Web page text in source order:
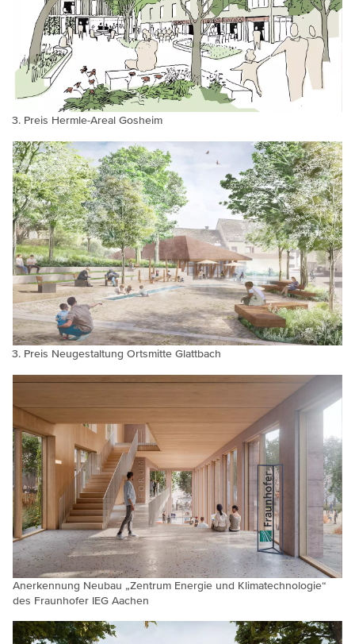
Preis Hermle-Areal Gosheim
Preis Neugestaltung Ortsmitte Glattbach
Anerkennung Neubau „Zentrum Energie und Klimatechnologie“
des Fraunhofer IEG Aachen